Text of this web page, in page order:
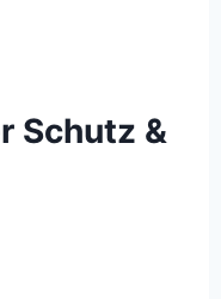
Schutz &